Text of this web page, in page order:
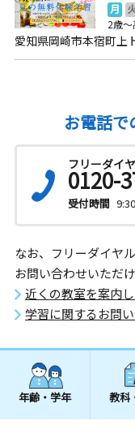
月
2歳
愛知県岡崎市本宿町上
お電話で
フリーダイ
0120-
受付時間
なお、フリーダイヤ
お問い合わせいただけ
近くの教室を案内
学習に関するお問
年齢・学年 教科